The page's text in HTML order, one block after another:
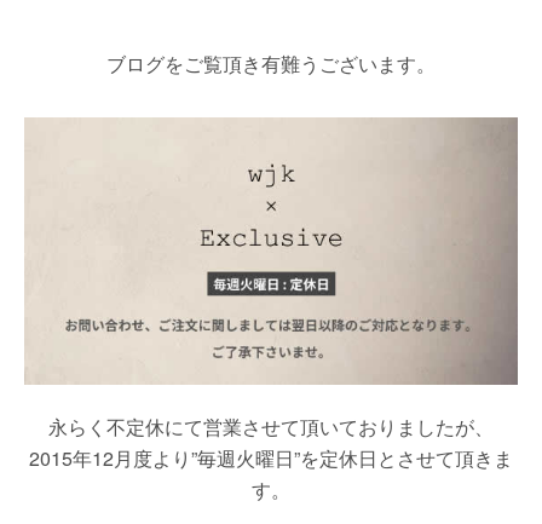
ブログをご覧頂き有難うございます。
永らく不定休にて営業させて頂いておりましたが、
2015年12月度より”毎週火曜日”を定休日とさせて頂きま
す。